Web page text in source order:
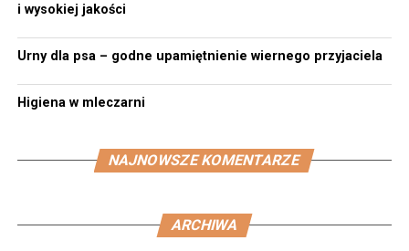
i wysokiej jakości
Urny dla psa – godne upamiętnienie wiernego przyjaciela
Higiena w mleczarni
NAJNOWSZE KOMENTARZE
ARCHIWA